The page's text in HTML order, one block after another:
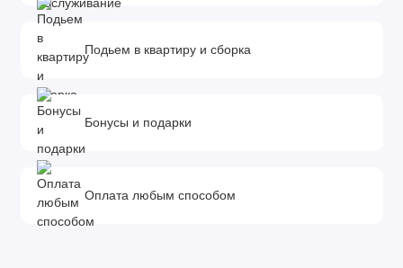
Подьем в квартиру и сборка
Бонусы и подарки
Оплата любым способом